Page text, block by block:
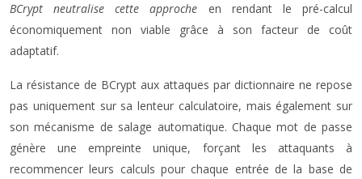
BCrypt neutralise cette approche en rendant le pré-calcul
économiquement non viable grâce à son facteur de coût
adaptatif.
La résistance de BCrypt aux attaques par dictionnaire ne repose
pas uniquement sur sa lenteur calculatoire, mais également sur
son mécanisme de salage automatique. Chaque mot de passe
génère une empreinte unique, forçant les attaquants à
recommencer leurs calculs pour chaque entrée de la base de